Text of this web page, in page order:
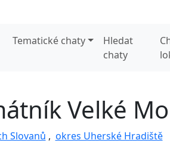
Tematické chaty
Hledat
chaty
Velké
Slovanů , okres Uherské Hradiště